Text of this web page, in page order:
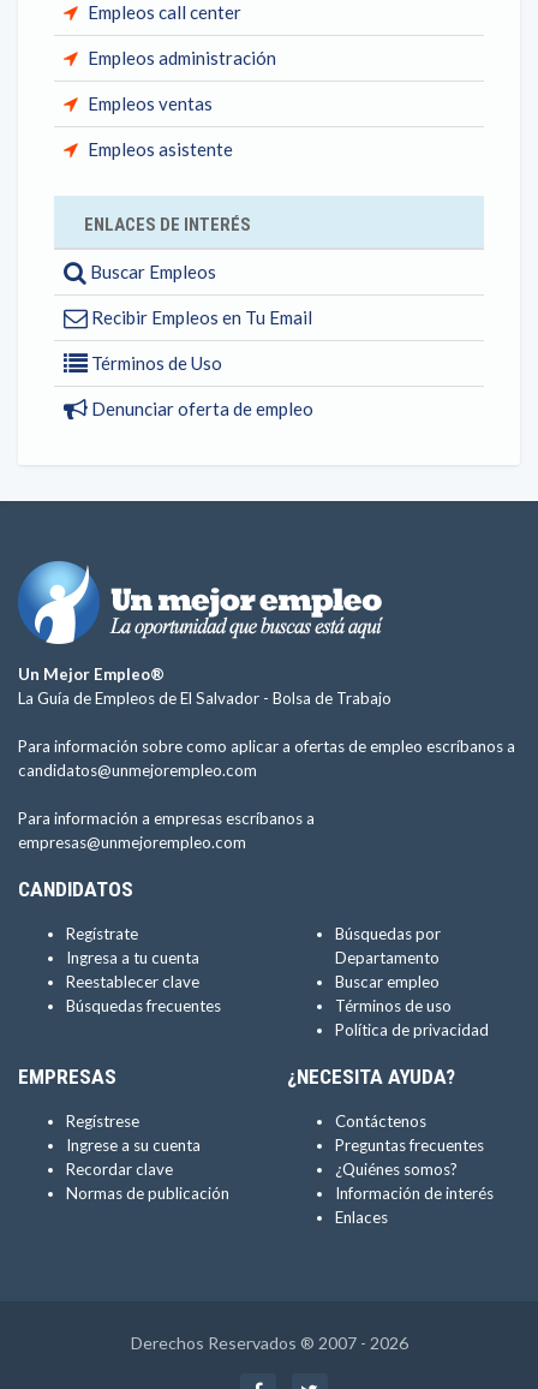
Empleos call center
Empleos administración
Empleos ventas
Empleos asistente
ENLACES DE INTERÉS
Buscar Empleos
Recibir Empleos en Tu Email
Términos de Uso
Denunciar oferta de empleo
Un Mejor Empleo®
La Guía de Empleos de El Salvador - Bolsa de Trabajo
Para información sobre como aplicar a ofertas de empleo escríbanos a
candidatos@unmejorempleo.com
Para información a empresas escríbanos a
empresas@unmejorempleo.com
CANDIDATOS
Regístrate
Ingresa a tu cuenta
Reestablecer clave
Búsquedas frecuentes
Búsquedas por
Departamento
Buscar empleo
Términos de uso
Política de privacidad
EMPRESAS
Regístrese
Ingrese a su cuenta
Recordar clave
Normas de publicación
¿NECESITA AYUDA?
Contáctenos
Preguntas frecuentes
¿Quiénes somos?
Información de interés
Enlaces
Derechos Reservados ® 2007 - 2026